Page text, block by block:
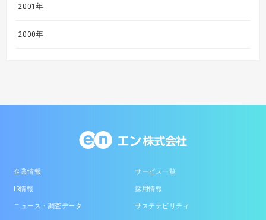
2001年
2000年
企業情報 サービス一覧
IR情報 採用情報
ニュース・調査データ サステナビリティ